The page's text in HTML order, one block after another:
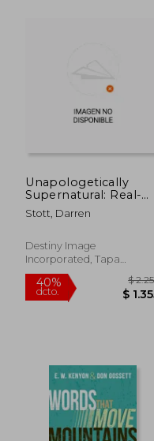
40%
dcto.
Unapologetically
Supernatural: Real-
World
Empowerment for
Miracles (en Inglés)
Stott, Darren
Destiny Image
Incorporated, Tapa
Blanda, Nuevo